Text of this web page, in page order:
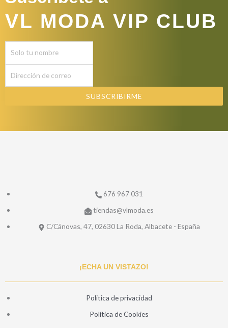
VL MODA VIP CLUB
SUBSCRIBIRME
676 967 031
tiendas@vlmoda.es
C/Cánovas, 47, 02630 La Roda, Albacete - España
¡ECHA UN VISTAZO!
Politica de privacidad
Política de Cookies